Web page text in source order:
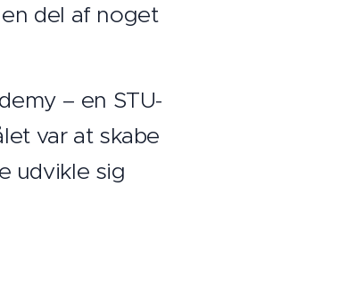
del af noget
– en STU-
var at skabe
udvikle sig